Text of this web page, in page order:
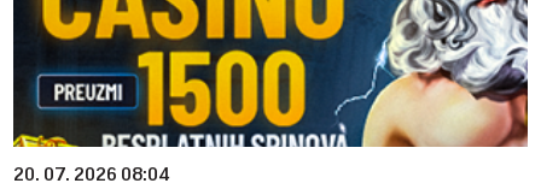
20. 07. 2026 08:04